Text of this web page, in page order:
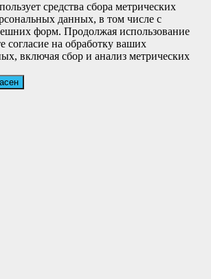
средства сбора метрических
данных, в том числе с
форм. Продолжая использование
согласие на обработку ваших
включая сбор и анализ метрических